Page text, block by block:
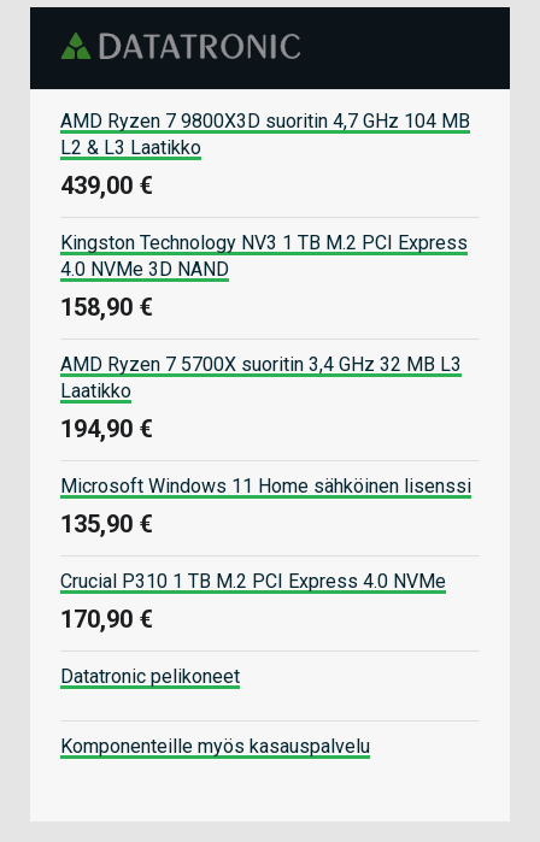
AMD Ryzen 7 9800X3D suoritin 4,7 GHz 104 MB
L2 & L3 Laatikko
439,00 €
Kingston Technology NV3 1 TB M.2 PCI Express
4.0 NVMe 3D NAND
158,90 €
AMD Ryzen 7 5700X suoritin 3,4 GHz 32 MB L3
Laatikko
194,90 €
Microsoft Windows 11 Home sähköinen lisenssi
135,90 €
Crucial P310 1 TB M.2 PCI Express 4.0 NVMe
170,90 €
Datatronic pelikoneet
Komponenteille myös kasauspalvelu